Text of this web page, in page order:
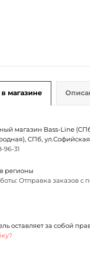
магазине
магазин Bass-Line
СПб,
96-31
регионы
Отправка заказов с
оставляет за собой